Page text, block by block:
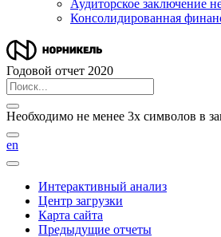
Аудиторское заключение
Консолидированная
Годовой отчет 2020
Необходимо не менее 3х символов в
en
Интерактивный анализ
Центр загрузки
Карта сайта
Предыдущие отчеты